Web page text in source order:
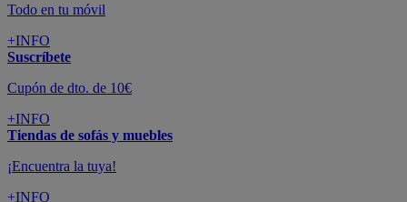
Todo en tu móvil
+INFO
Suscríbete
Cupón de dto. de 10€
+INFO
Tiendas de sofás y muebles
¡Encuentra la tuya!
+INFO